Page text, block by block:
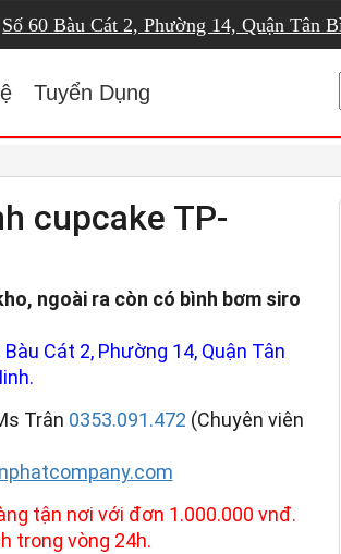
Số 60 Bàu Cát 2, Phường 14, Quận Tân
Tuyển Dụng
cupcake TP-
ngoài ra còn có bình bơm siro
Cát 2, Phường 14, Quận Tân
Trân 0353.091.472 (Chuyên viên
tận nơi với đơn 1.000.000 vnđ.
trong vòng 24h.